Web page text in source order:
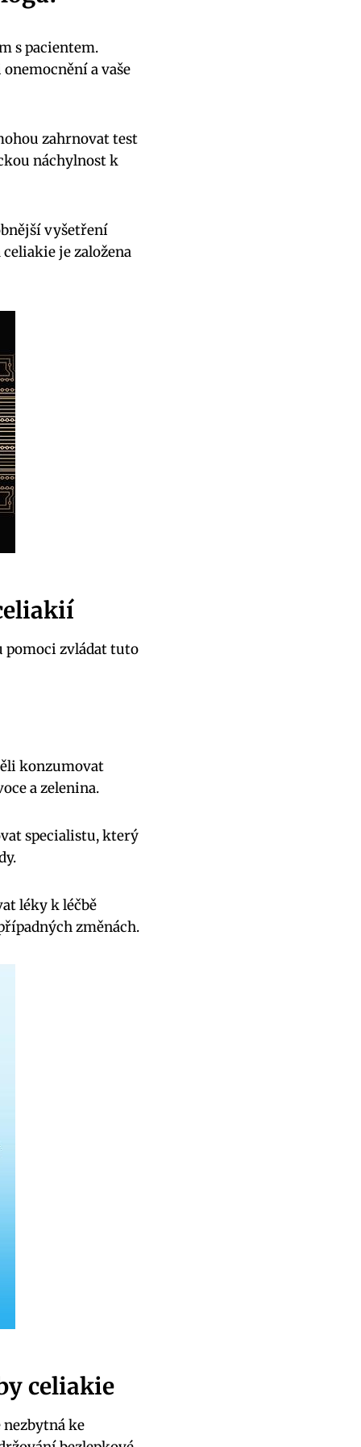
s pacientem.
a vaše
zahrnovat test
náchylnost k
vyšetření
je založena
pomoci zvládat tuto
konzumovat
a zelenina.
specialistu, který
léky k léčbě
změnách.
celiakie
nezbytná ke